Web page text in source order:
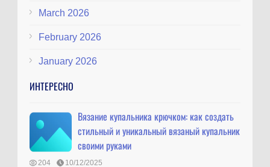
March 2026
February 2026
January 2026
ИНТЕРЕСНО
Вязание купальника крючком: как создать
стильный и уникальный вязаный купальник
своими руками
204 10/12/2025